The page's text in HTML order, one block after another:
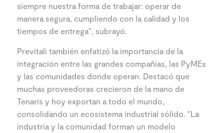
siempre nuestra forma de trabajar: operar de
manera segura, cumpliendo con la calidad y los
tiempos de entrega", subrayó.
Previtali también enfatizó la importancia de la
integración entre las grandes compañías, las PyMEs
y las comunidades donde operan. Destacó que
muchas proveedoras crecieron de la mano de
Tenaris y hoy exportan a todo el mundo,
consolidando un ecosistema industrial sólido. "La
industria y la comunidad forman un modelo